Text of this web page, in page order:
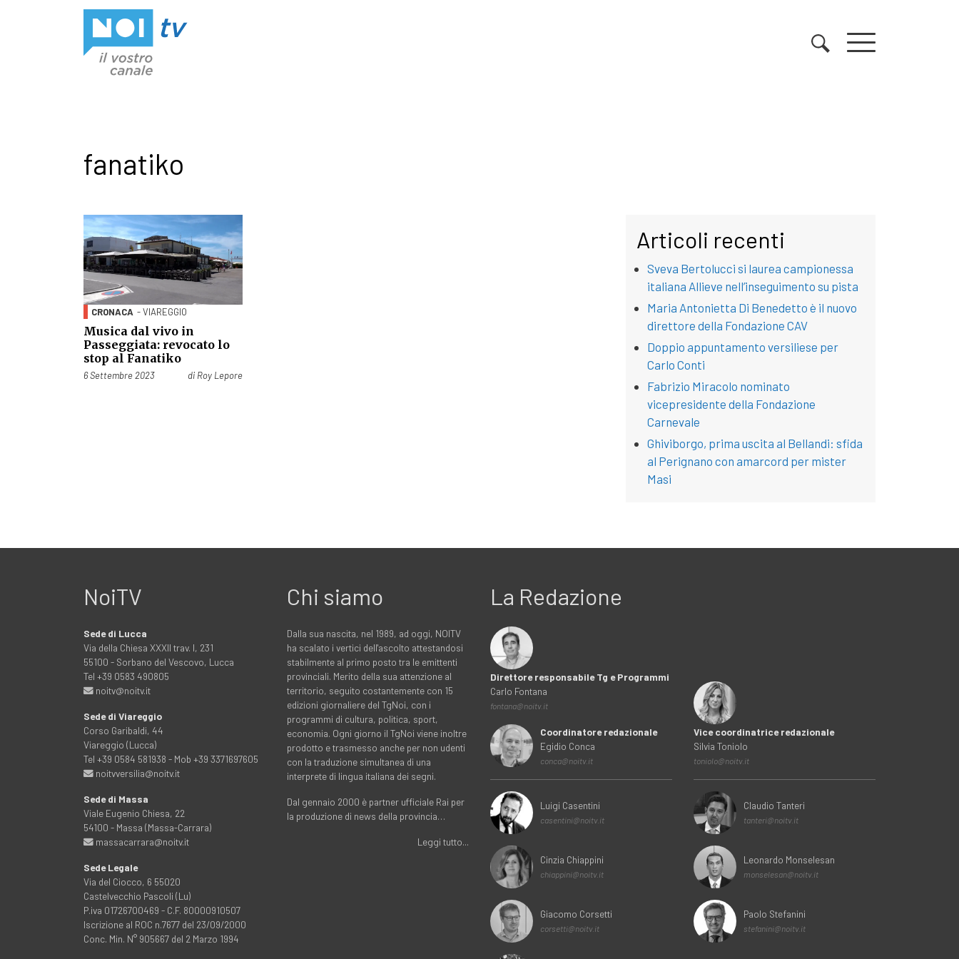
fanatiko
CRONACA - VIAREGGIO
Musica dal vivo in
Passeggiata: revocato lo
stop al Fanatiko
Pubblicato il
6 Settembre 2023 di Roy Lepore
Articoli recenti
Sveva Bertolucci si laurea campionessa
italiana Allieve nell’inseguimento su pista
Maria Antonietta Di Benedetto è il nuovo
direttore della Fondazione CAV
Doppio appuntamento versiliese per
Carlo Conti
Fabrizio Miracolo nominato
vicepresidente della Fondazione
Carnevale
Ghiviborgo, prima uscita al Bellandi: sfida
al Perignano con amarcord per mister
Masi
NoiTV
Sede di Lucca
Via della Chiesa XXXII trav. I, 231
55100 - Sorbano del Vescovo, Lucca
Tel +39 0583 490805
noitv@noitv.it
Sede di Viareggio
Corso Garibaldi, 44
Viareggio (Lucca)
Tel +39 0584 581938 - Mob +39 3371697605
noitvversilia@noitv.it
Sede di Massa
Viale Eugenio Chiesa, 22
54100 - Massa (Massa-Carrara)
massacarrara@noitv.it
Sede Legale
Via del Ciocco, 6 55020
Castelvecchio Pascoli (Lu)
P.iva 01726700469 - C.F. 80000910507
Iscrizione al ROC n.7677 del 23/09/2000
Conc. Min. N° 905667 del 2 Marzo 1994
Chi siamo
Dalla sua nascita, nel 1989, ad oggi, NOITV
ha scalato i vertici dell'ascolto attestandosi
stabilmente al primo posto tra le emittenti
provinciali. Merito della sua attenzione al
territorio, seguito costantemente con 15
edizioni giornaliere del TgNoi, con i
programmi di cultura, politica, sport,
economia. Ogni giorno il TgNoi viene inoltre
prodotto e trasmesso anche per non udenti
con la traduzione simultanea di una
interprete di lingua italiana dei segni.
Dal gennaio 2000 è partner ufficiale Rai per
la produzione di news della provincia…
Leggi tutto...
La Redazione
Direttore responsabile Tg e Programmi
Carlo Fontana
fontana@noitv.it
Coordinatore redazionale
Egidio Conca
conca@noitv.it
Luigi Casentini
casentini@noitv.it
Cinzia Chiappini
chiappini@noitv.it
Giacomo Corsetti
corsetti@noitv.it
Vice coordinatrice redazionale
Silvia Toniolo
toniolo@noitv.it
Claudio Tanteri
tanteri@noitv.it
Leonardo Monselesan
monselesan@noitv.it
Paolo Stefanini
stefanini@noitv.it